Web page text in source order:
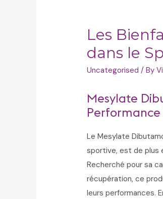
Les
dans le
Uncategorised / By
Mesylate
Performance
Le Mesylate
sportive, est de plus
Recherché pour sa
récupération, ce
leurs performances.